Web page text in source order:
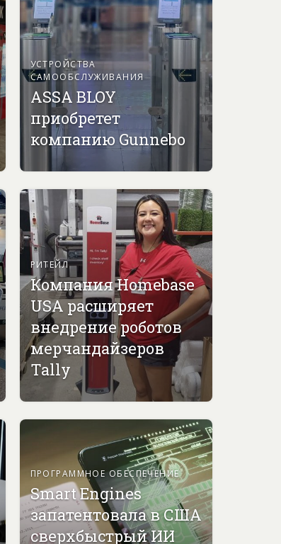
УСТРОЙСТВА
САМООБСЛУЖИВАНИЯ
ASSA BLOY
приобретет
компанию Gunnebo
РИТЕЙЛ
Компания Homebase
USA расширяет
внедрение роботов
мерчандайзеров
Tally
ПРОГРАММНОЕ ОБЕСПЕЧЕНИЕ
Smart Engines
запатентовала в США
сверхбыстрый ИИ